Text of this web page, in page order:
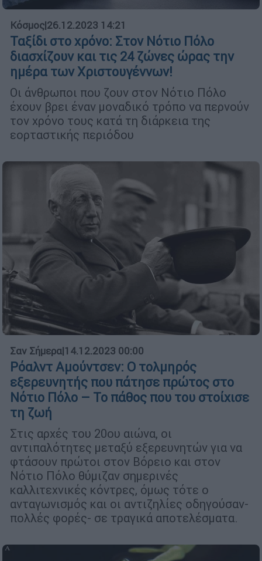
Κόσμος|26.12.2023 14:21
Ταξίδι στο χρόνο: Στον Νότιο Πόλο
διασχίζουν και τις 24 ζώνες ώρας την
ημέρα των Χριστουγέννων!
Οι άνθρωποι που ζουν στον Νότιο Πόλο
έχουν βρει έναν μοναδικό τρόπο να περνούν
τον χρόνο τους κατά τη διάρκεια της
εορταστικής περιόδου
Σαν Σήμερα|14.12.2023 00:00
Ρόαλντ Αμούντσεν: Ο τολμηρός
εξερευνητής που πάτησε πρώτος στο
Νότιο Πόλο – Το πάθος που του στοίχισε
τη ζωή
Στις αρχές του 20ου αιώνα, οι
αντιπαλότητες μεταξύ εξερευνητών για να
φτάσουν πρώτοι στον Βόρειο και στον
Νότιο Πόλο θύμιζαν σημερινές
καλλιτεχνικές κόντρες, όμως τότε ο
ανταγωνισμός και οι αντιζηλίες οδηγούσαν-
πολλές φορές- σε τραγικά αποτελέσματα.